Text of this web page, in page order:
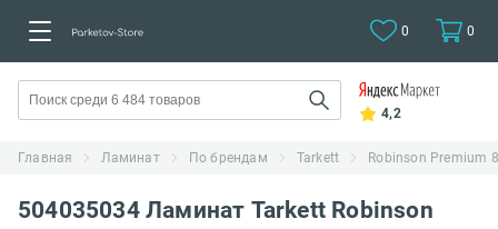
0 0
4,2
Главная Ламинат По брендам Tarkett Robinson Premium
504035034 Ламинат Tarkett Robinson